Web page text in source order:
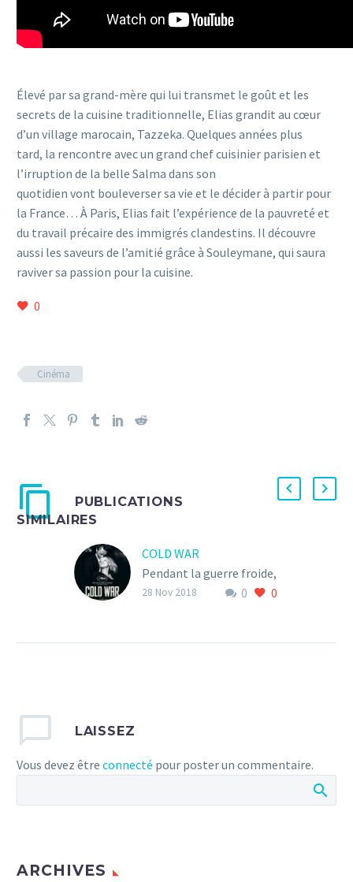
Élevé par sa grand-mère qui lui transmet le goût et les
secrets de la cuisine traditionnelle, Elias grandit au cœur
d’un village marocain, Tazzeka. Quelques années plus
tard, la rencontre avec un grand chef cuisinier parisien et
l’irruption de la belle Salma dans son
quotidien vont bouleverser sa vie et le décider à partir pour
la France… À Paris, Elias fait l’expérience de la pauvreté et
du travail précaire des immigrés clandestins. Il découvre
aussi les saveurs de l’amitié grâce à Souleymane, qui saura
raviver sa passion pour la cuisine.
0
Cinéma
PUBLICATIONS
SIMILAIRES
COLD WAR
Pendant la guerre froide,
entre la Pologne 0 0
28 Nov 2018
LAISSEZ
Vous devez être connecté pour poster un commentaire.
ARCHIVES